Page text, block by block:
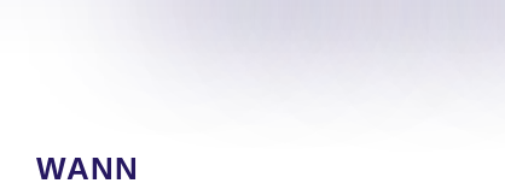
WANN